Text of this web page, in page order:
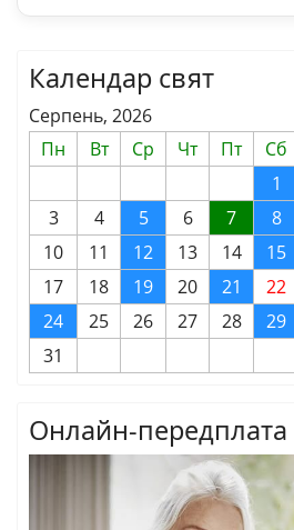
Календар свят
Серпень, 2026
Пн
Вт Ср Чт Пт Сб
1
3
4 5 6 7 8
10
11 12 13 14 15
17
18 19 20 21 22
24
25 26 27 28 29
31
Онлайн-передплата